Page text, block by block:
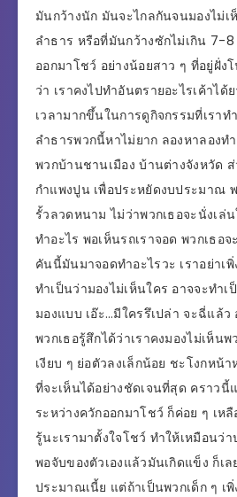
มันกว้างนัก มันจะไกลกันจนมองไม่เ
ลำธาร หรือที่มันกว้างซักไม่เกิน 7-8
ออกมาโชว์ อย่างน้อยสาว ๆ ที่อยู่ฝั่ง
ว่า เราคงไปทำอันตรายอะไรเค้าได้
เวลามากขึ้นในการดูกิจกรรมที่เราท
ลำธารพวกนี้หาไม่ยาก ลองหาลองท
พวกบ้านชานเมือง บ้านต่างจังหวัด
กำแพงปูน เพื่อประหยัดงบประมาณ
รั้วลวดหนาม ไม่ว่าพวกเธอจะนั่งเล่
ทำอะไร พอเห็นรถเราจอด พวกเธอ
คันนี้มันมาจอดทำอะไรวะ เราอย่าเ
ทำเป็นว่ามองไม่เห็นใคร อาจจะทำ
มองแบบ เอ๊ะ…มีใครรึเปล่า จะฉี่แล้
พวกเธอรู้สึกได้ว่าเราคงมองไม่เห็นพ
เงียบ ๆ ย่อตัวลงเล็กน้อย ชะโงกหน้
ที่จะเห็นได้อย่างชัดเจนที่สุด คราวนี้
ระหว่างควักออกมาโชว์ ก็ค่อย ๆ เห
รู้นะเรามาตั้งใจโชว์ ทำให้เหมือนว่
พอจับของตัวเองแล้วมันเกิดแข็ง ก็เ
ประมาณเนี้ย แต่ถ้าเป็นพวกเด็ก ๆ เ